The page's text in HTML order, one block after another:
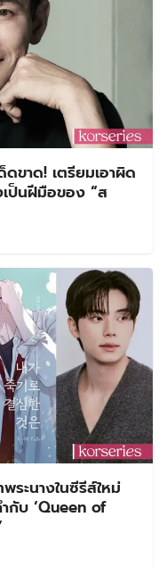
ขาด! เตรียมเอาผิด
ป็นฝีมือของ “ส
ระนางในซีรีส์ใหม่
กับ ‘Queen of